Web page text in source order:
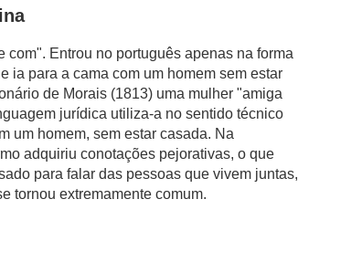
com". Entrou no português apenas na forma
ia para a cama com um homem sem estar
de Morais (1813) uma mulher "amiga
jurídica utiliza-a no sentido técnico
um homem, sem estar casada. Na
adquiriu conotações pejorativas, o que
para falar das pessoas que vivem juntas,
tornou extremamente comum.